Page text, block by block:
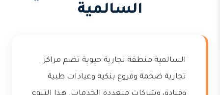
السالمية
السالمية منطقة تجارية حيوية تضم مراكز
تجارية ضخمة وفروع بنكية وعيادات طبية